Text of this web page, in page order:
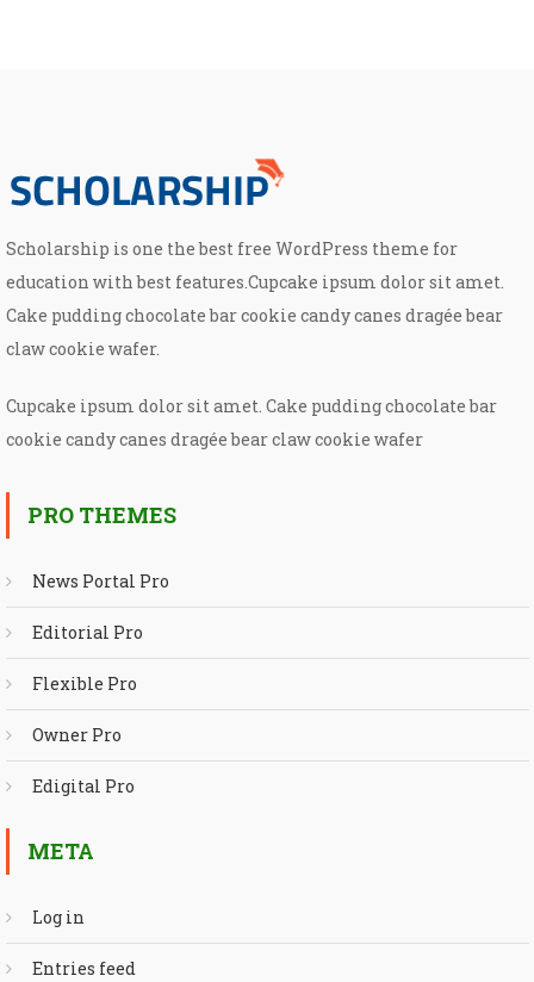
Scholarship is one the best free WordPress theme for
education with best features.Cupcake ipsum dolor sit amet.
Cake pudding chocolate bar cookie candy canes dragée bear
claw cookie wafer.
Cupcake ipsum dolor sit amet. Cake pudding chocolate bar
cookie candy canes dragée bear claw cookie wafer
PRO THEMES
News Portal Pro
Editorial Pro
Flexible Pro
Owner Pro
Edigital Pro
META
Log in
Entries feed